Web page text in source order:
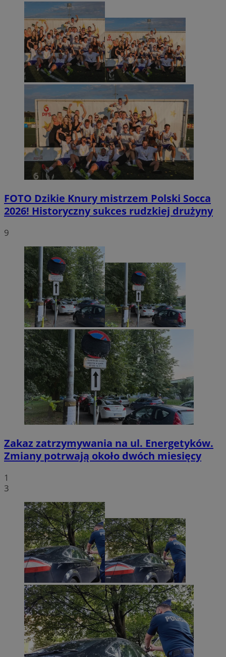
FOTO Dzikie Knury mistrzem Polski Socca
2026! Historyczny sukces rudzkiej drużyny
9
Zakaz zatrzymywania na ul. Energetyków.
Zmiany potrwają około dwóch miesięcy
1
3